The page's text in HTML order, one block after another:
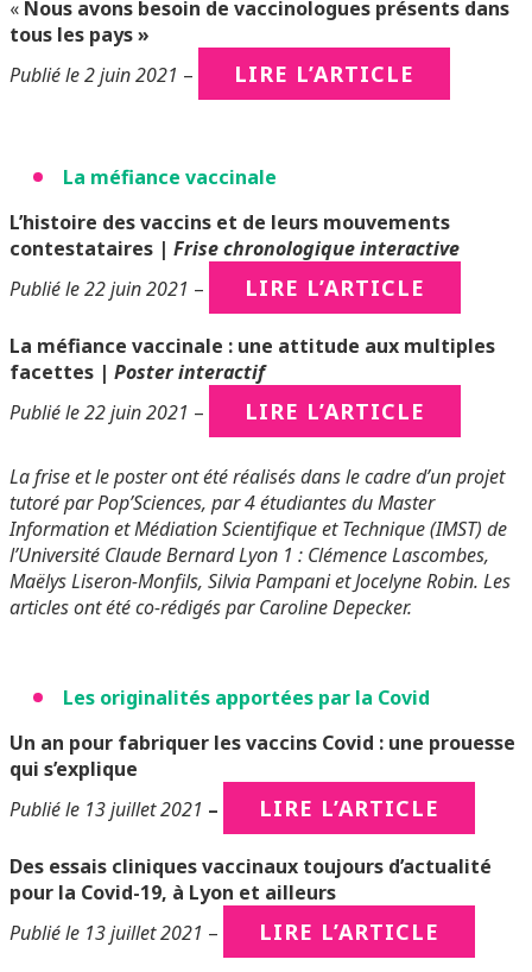
« Nous avons besoin de vaccinologues présents dans
tous les pays »
Publié le 2 juin 2021 – LIRE L’ARTICLE
La méfiance vaccinale
L’histoire des vaccins et de leurs mouvements
contestataires | Frise chronologique interactive
Publié le 22 juin 2021 – LIRE L’ARTICLE
La méfiance vaccinale : une attitude aux multiples
facettes | Poster interactif
Publié le 22 juin 2021 – LIRE L’ARTICLE
La frise et le poster ont été réalisés dans le cadre d’un projet
tutoré par Pop’Sciences, par 4 étudiantes du Master
Information et Médiation Scientifique et Technique (IMST) de
l’Université Claude Bernard Lyon 1 : Clémence Lascombes,
Maëlys Liseron-Monfils, Silvia Pampani et Jocelyne Robin. Les
articles ont été co-rédigés par Caroline Depecker.
Les originalités apportées par la Covid
Un an pour fabriquer les vaccins Covid : une prouesse
qui s’explique
Publié le 13 juillet 2021 – LIRE L’ARTICLE
Des essais cliniques vaccinaux toujours d’actualité
pour la Covid-19, à Lyon et ailleurs
Publié le 13 juillet 2021 – LIRE L’ARTICLE